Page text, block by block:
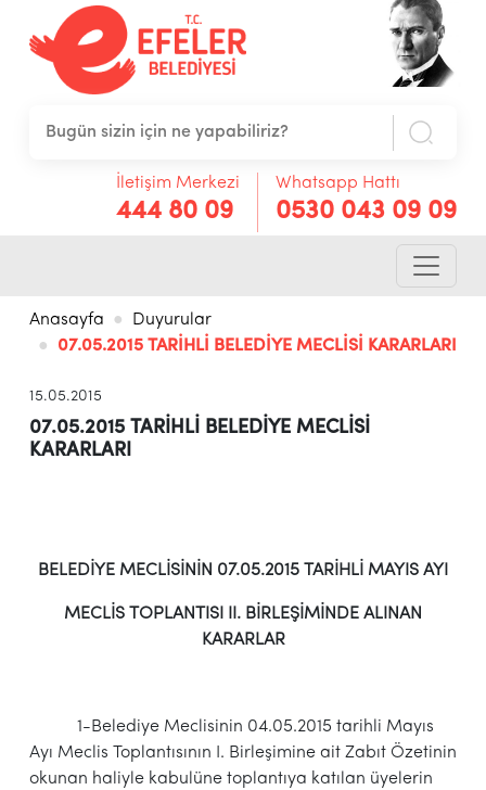
İletişim Merkezi
444 80 09
Whatsapp Hattı
0530 043 09 09
Anasayfa
Duyurular
07.05.2015 TARİHLİ BELEDİYE MECLİSİ KARARLARI
15.05.2015
07.05.2015 TARİHLİ BELEDİYE MECLİSİ
KARARLARI
BELEDİYE MECLİSİNİN 07.05.2015 TARİHLİ MAYIS AYI
MECLİS TOPLANTISI II. BİRLEŞİMİNDE ALINAN
KARARLAR
1-Belediye Meclisinin 04.05.2015 tarihli Mayıs
Ayı Meclis Toplantısının I. Birleşimine ait Zabıt Özetinin
okunan haliyle kabulüne toplantıya katılan üyelerin